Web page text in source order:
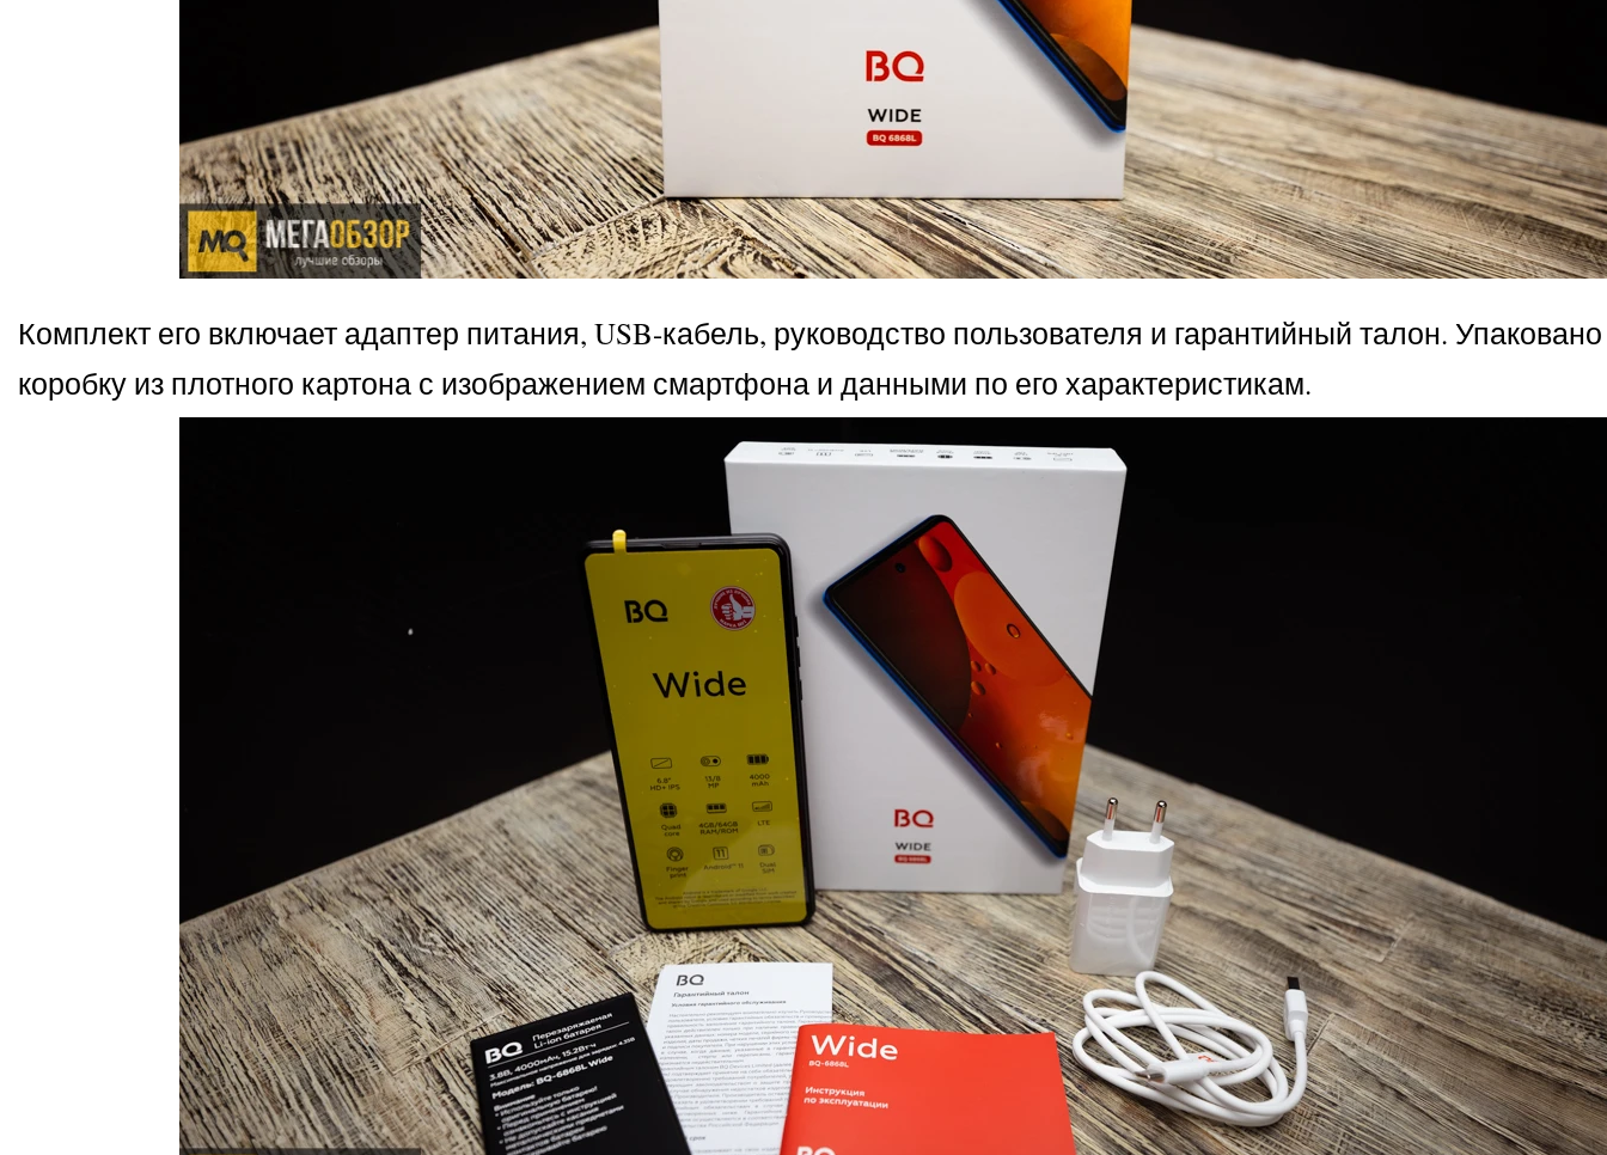
Комплект его включает адаптер питания, USB-кабель, руководство пользователя и гарантийный талон.
коробку из плотного картона с изображением смартфона и данными по его характеристикам.